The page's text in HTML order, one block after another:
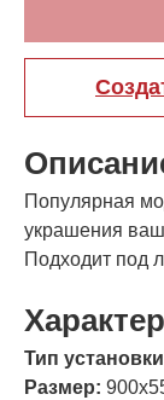
Популярная
украшения
Подходит под
Тип
Размер: